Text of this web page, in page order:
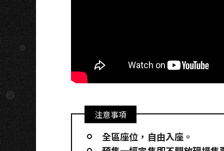
注意事項
全區座位，自由入座。